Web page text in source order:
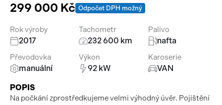
299 000 Kč Odpočet DPH možný
Rok výroby
2017
Tachometr
232 600 km
Palivo
nafta
Převodovka
manuální
Výkon
92 kW
Karoserie
VAN
POPIS
Na počkání zprostředkujeme velmi výhodný úvěr. Pojištění